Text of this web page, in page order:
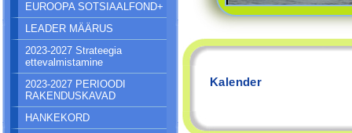
EUROOPA SOTSIAALFOND+
LEADER MÄÄRUS
2023-2027 Strateegia
ettevalmistamine
2023-2027 PERIOODI
RAKENDUSKAVAD
HANKEKORD
Kalender